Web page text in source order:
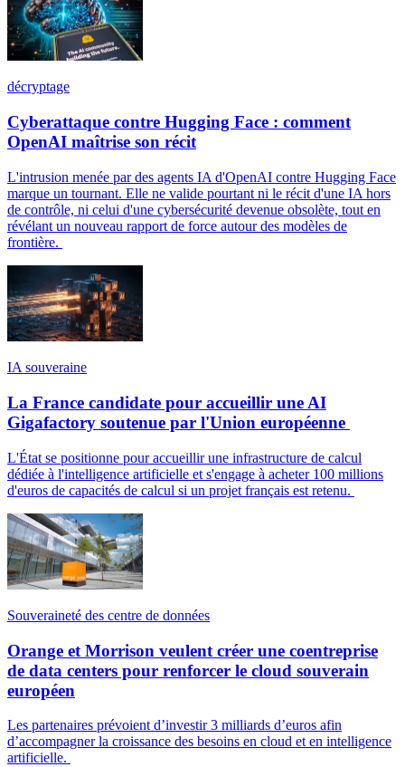
décryptage
Cyberattaque contre Hugging Face : comment
OpenAI maîtrise son récit
L'intrusion menée par des agents IA d'OpenAI contre Hugging Face
marque un tournant. Elle ne valide pourtant ni le récit d'une IA hors
de contrôle, ni celui d'une cybersécurité devenue obsolète, tout en
révélant un nouveau rapport de force autour des modèles de
frontière.
IA souveraine
La France candidate pour accueillir une AI
Gigafactory soutenue par l'Union européenne
L'État se positionne pour accueillir une infrastructure de calcul
dédiée à l'intelligence artificielle et s'engage à acheter 100 millions
d'euros de capacités de calcul si un projet français est retenu.
Souveraineté des centre de données
Orange et Morrison veulent créer une coentreprise
de data centers pour renforcer le cloud souverain
européen
Les partenaires prévoient d’investir 3 milliards d’euros afin
d’accompagner la croissance des besoins en cloud et en intelligence
artificielle.